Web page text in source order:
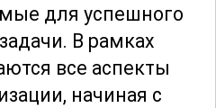
для успешного
В рамках
все аспекты
начиная с